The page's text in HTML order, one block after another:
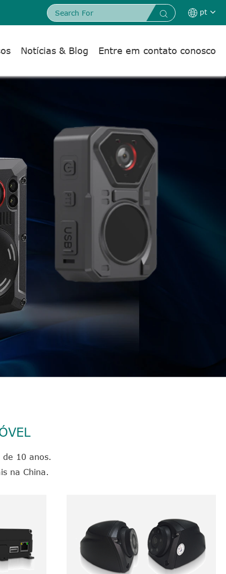
  pt
Notícias & Blog Entre em contato conosco
10 anos.
na China.